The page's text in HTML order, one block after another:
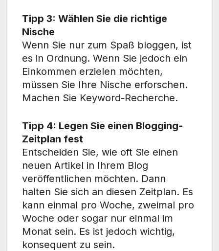
Tipp 3: Wählen Sie die richtige
Nische
Wenn Sie nur zum Spaß bloggen, ist
es in Ordnung. Wenn Sie jedoch ein
Einkommen erzielen möchten,
müssen Sie Ihre Nische erforschen.
Machen Sie Keyword-Recherche.
Tipp 4: Legen Sie einen Blogging-
Zeitplan fest
Entscheiden Sie, wie oft Sie einen
neuen Artikel in Ihrem Blog
veröffentlichen möchten. Dann
halten Sie sich an diesen Zeitplan. Es
kann einmal pro Woche, zweimal pro
Woche oder sogar nur einmal im
Monat sein. Es ist jedoch wichtig,
konsequent zu sein.